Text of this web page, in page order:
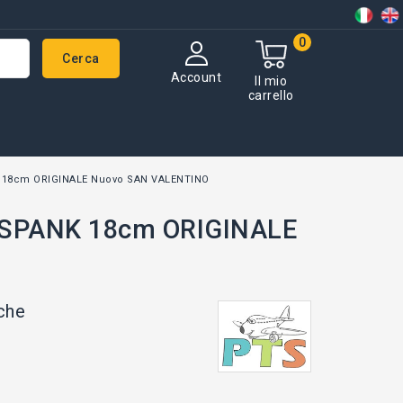
Il mio
carrello
0
Account
Cerca
ORIGINALE Nuovo SAN VALENTINO
18cm ORIGINALE